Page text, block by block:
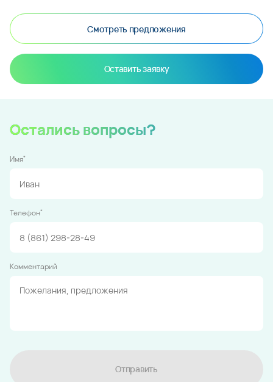
Смотреть предложения
Оставить заявку
Остались вопросы?
Имя*
Телефон*
Комментарий
Отправить